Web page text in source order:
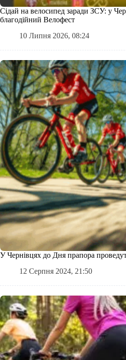
Сідай на велосипед заради ЗСУ: у
благодійний Велофест
10 Липня 2026, 08:24
У Чернівцях до Дня прапора
12 Серпня 2024, 21:50